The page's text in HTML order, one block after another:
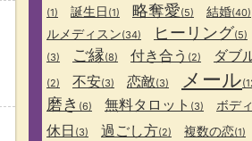
(1) 誕生日 (1) 略奪愛(5) 結婚(40)
ルメディスン(34) ヒーリング(5)
(3) ご縁(8) 付き合う (2) ダブ
(2) 不安(3) 恋敵(3) メール
磨き (6) 無料タロット (3) ボデ
休日 (3) 過ごし方(2) 複数の恋(1)